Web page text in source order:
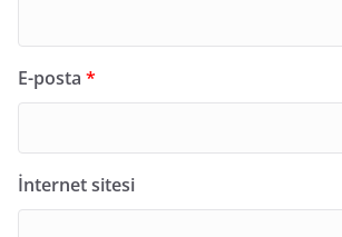
E-posta *
İnternet sitesi